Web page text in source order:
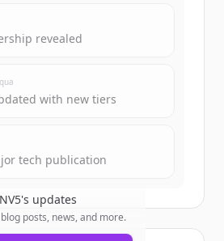
revealed
with new tiers
tech publication
NV5's updates
posts, news, and more.